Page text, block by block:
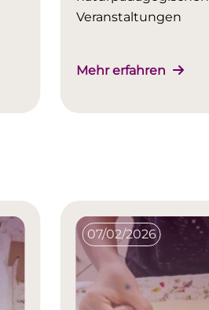
Veranstaltungen
Mehr erfahren
07/02/2026